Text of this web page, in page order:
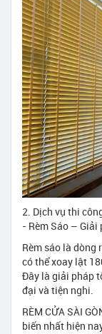
2. Dịch vụ thi
- Rèm Sáo –
Rèm sáo là dòng
có thể xoay lật
Đây là giải pháp
đại và tiện nghi.
RÈM CỬA SÀI
biến nhất hiện